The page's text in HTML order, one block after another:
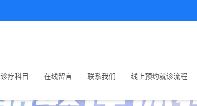
诊疗科目 在线留言 联系我们 线上预约就诊流程